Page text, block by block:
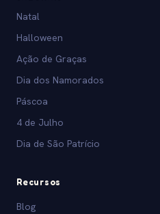
Natal
Halloween
Ação de Graças
Dia dos Namorados
Páscoa
4 de Julho
Dia de São Patrício
Recursos
Blog